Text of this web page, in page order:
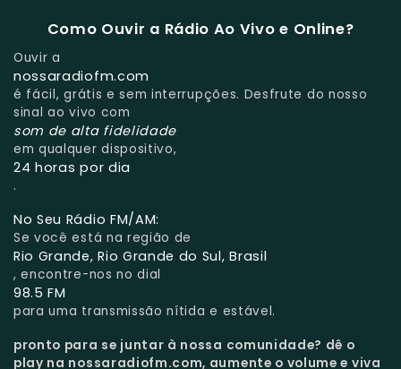
Como Ouvir a Rádio Ao Vivo e Online?
Ouvir a
nossaradiofm.com
é fácil, grátis e sem interrupções. Desfrute do nosso
sinal ao vivo com
som de alta fidelidade
em qualquer dispositivo,
24 horas por dia
.
No Seu Rádio FM/AM:
Se você está na região de
Rio Grande, Rio Grande do Sul, Brasil
, encontre-nos no dial
98.5 FM
para uma transmissão nítida e estável.
pronto para se juntar à nossa comunidade? dê o
play na nossaradiofm.com, aumente o volume e viva